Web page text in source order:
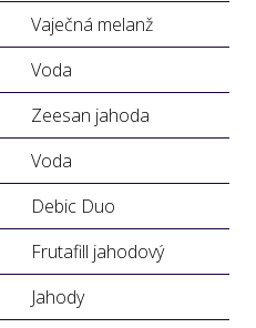
Vaječná melanž
Voda
Zeesan jahoda
Voda
Debic Duo
Frutafill jahodový
Jahody